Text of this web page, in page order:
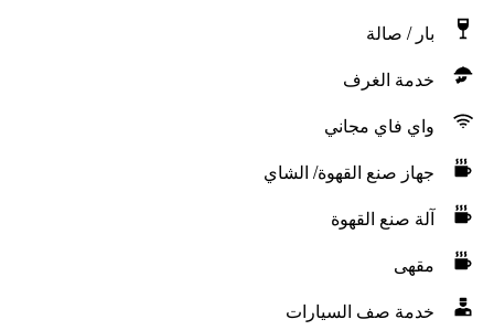
بار / صالة
خدمة الغرف
واي فاي مجاني
جهاز صنع القهوة/ الشاي
آلة صنع القهوة
مقهى
خدمة صف السيارات